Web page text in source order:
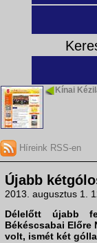
Kínai
Híreink RSS-en
Újabb
2013. augusztus 1.
Délelőtt újabb
Békéscsabai Előre
volt, ismét két